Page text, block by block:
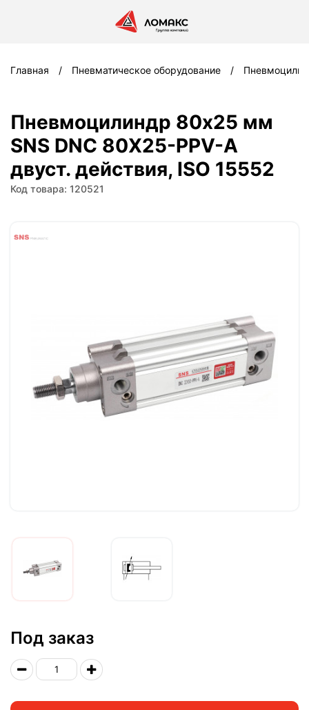
Главная Пневматическое оборудование
Пневмоцилиндр 80x25 мм
SNS DNC 80X25-PPV-A
двуст. действия, ISO 15552
Код товара: 120521
Под заказ